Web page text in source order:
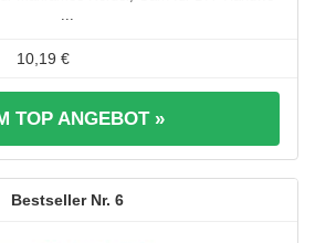
10,19 €
TOP ANGEBOT »
6